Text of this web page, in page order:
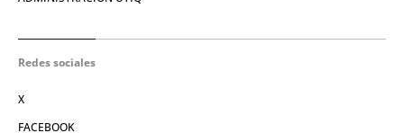
Redes sociales
X
FACEBOOK